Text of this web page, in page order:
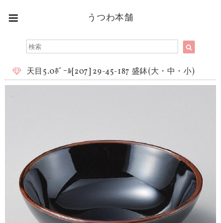
うつわ本舗
天目5.0ﾎﾞｰﾙ[207] 29-45-187 盛鉢(大・中・小)